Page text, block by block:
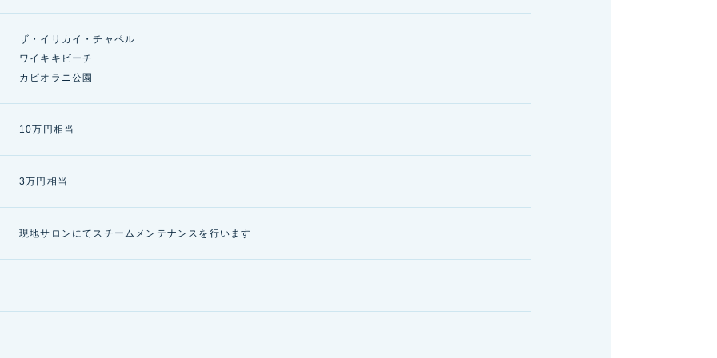
ザ・イリカイ・チャペル
ワイキキビーチ
カピオラニ公園
10万円相当
3万円相当
現地サロンにてスチームメンテナンスを行います